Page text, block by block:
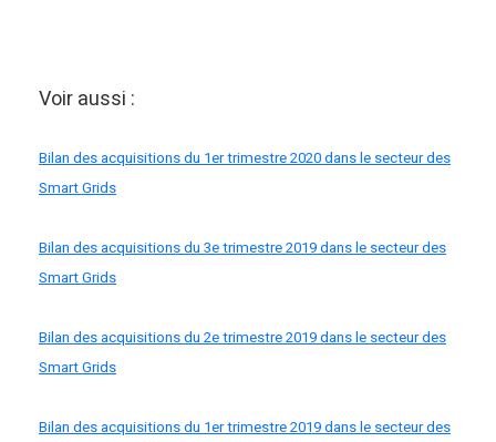
Voir aussi :
Bilan des acquisitions du 1er trimestre 2020 dans le secteur des
Smart Grids
Bilan des acquisitions du 3e trimestre 2019 dans le secteur des
Smart Grids
Bilan des acquisitions du 2e trimestre 2019 dans le secteur des
Smart Grids
Bilan des acquisitions du 1er trimestre 2019 dans le secteur des